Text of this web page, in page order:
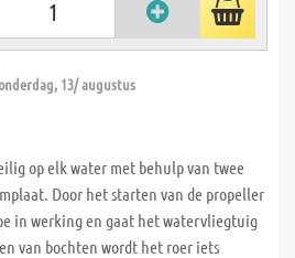
13/ augustus
op elk water met behulp van twee
Door het starten van de propeller
in werking en gaat het watervliegtuig
van bochten wordt het roer iets